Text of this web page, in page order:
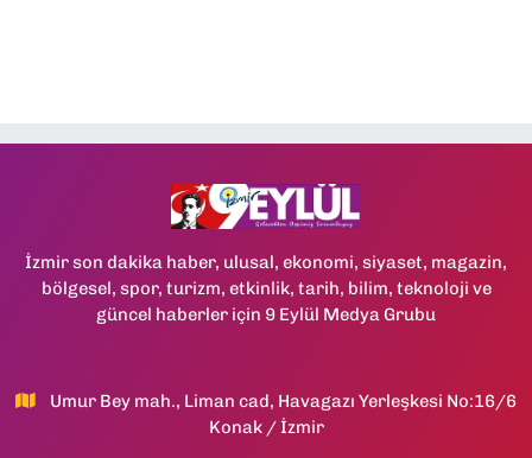
İzmir son dakika haber, ulusal, ekonomi, siyaset, magazin,
bölgesel, spor, turizm, etkinlik, tarih, bilim, teknoloji ve
güncel haberler için 9 Eylül Medya Grubu
Umur Bey mah., Liman cad, Havagazı Yerleşkesi No:16/6
Konak / İzmir